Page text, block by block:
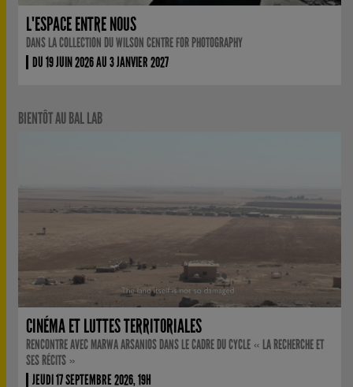
L'ESPACE ENTRE NOUS
DANS LA COLLECTION DU WILSON CENTRE FOR PHOTOGRAPHY
DU 19 JUIN 2026 AU 3 JANVIER 2027
BIENTÔT AU BAL LAB
CINÉMA ET LUTTES TERRITORIALES
RENCONTRE AVEC MARWA ARSANIOS DANS LE CADRE DU CYCLE « LA RECHERCHE ET
SES RÉCITS »
JEUDI 17 SEPTEMBRE 2026, 19H